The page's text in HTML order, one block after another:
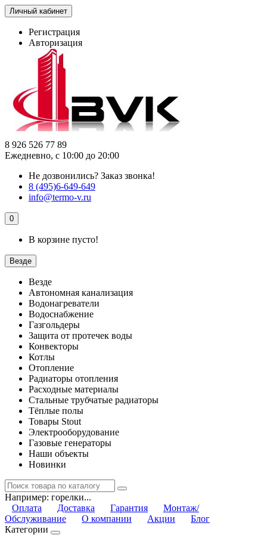
Личный кабинет
Регистрация
Авторизация
8 926 526 77 89
Ежедневно, с 10:00 до 20:00
Не дозвонились? Заказ звонка!
8 (495)6-649-649
info@termo-v.ru
0
В корзине пусто!
Везде
Везде
Автономная канализация
Водонагреватели
Водоснабжение
Газгольдеры
Защита от протечек воды
Конвекторы
Котлы
Отопление
Радиаторы отопления
Расходные материалы
Стальные трубчатые радиаторы
Тёплые полы
Товары Stout
Электрооборудование
Газовые генераторы
Наши объекты
Новинки
Например: горелки...
Оплата
Доставка Гарантия
Монтаж/
Обслуживание
О компании Акции
Блог
Категории